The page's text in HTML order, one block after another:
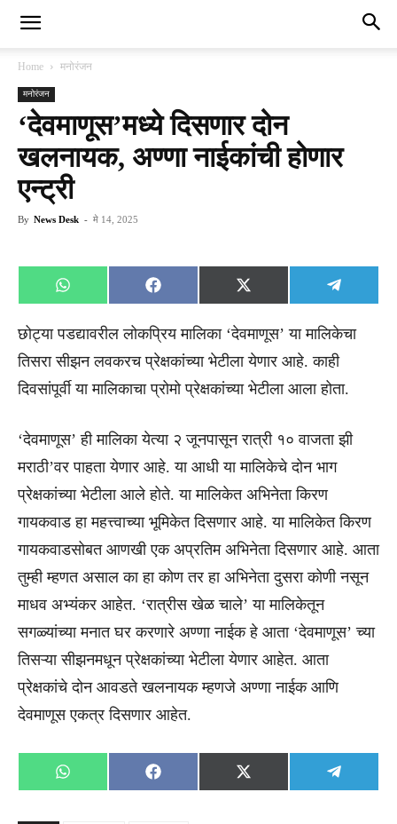
Home मनोरंजन
मनोरंजन
‘देवमाणूस’मध्ये दिसणार दोन
खलनायक, अण्णा नाईकांची होणार
एन्ट्री
By News Desk - मे 14, 2025
Share
on
WhatsApp
Share
on
Facebook
Share
on
X
(Twitter)
Share
on
छोट्या पडद्यावरील लोकप्रिय मालिका ‘देवमाणूस’ या मालिकेचा
तिसरा सीझन लवकरच प्रेक्षकांच्या भेटीला येणार आहे. काही
दिवसांपूर्वी या मालिकाचा प्रोमो प्रेक्षकांच्या भेटीला आला होता.
‘देवमाणूस’ ही मालिका येत्या २ जूनपासून रात्री १० वाजता झी
मराठी’वर पाहता येणार आहे. या आधी या मालिकेचे दोन भाग
प्रेक्षकांच्या भेटीला आले होते. या मालिकेत अभिनेता किरण
गायकवाड हा महत्त्वाच्या भूमिकेत दिसणार आहे. या मालिकेत किरण
गायकवाडसोबत आणखी एक अप्रतिम अभिनेता दिसणार आहे. आता
तुम्ही म्हणत असाल का हा कोण तर हा अभिनेता दुसरा कोणी नसून
माधव अभ्यंकर आहेत. ‘रात्रीस खेळ चाले’ या मालिकेतून
सगळ्यांच्या मनात घर करणारे अण्णा नाईक हे आता ‘देवमाणूस’ च्या
तिसऱ्या सीझनमधून प्रेक्षकांच्या भेटीला येणार आहेत. आता
प्रेक्षकांचे दोन आवडते खलनायक म्हणजे अण्णा नाईक आणि
देवमाणूस एकत्र दिसणार आहेत.
Share
on
WhatsApp
Share
on
Facebook
Share
on
X
(Twitter)
Share
on